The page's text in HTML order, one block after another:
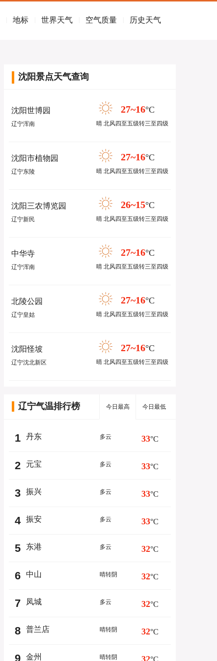
地标 世界天气 空气质量 历史天气
沈阳景点天气查询
沈阳世博园
辽宁浑南
27~16°C
晴 北风四至五级转三至四级
沈阳市植物园
辽宁东陵
27~16°C
晴 北风四至五级转三至四级
沈阳三农博览园
辽宁新民
26~15°C
晴 北风四至五级转三至四级
中华寺
辽宁浑南
27~16°C
晴 北风四至五级转三至四级
北陵公园
辽宁皇姑
27~16°C
晴 北风四至五级转三至四级
沈阳怪坡
辽宁沈北新区
27~16°C
晴 北风四至五级转三至四级
辽宁气温排行榜 今日最高 今日最低
1 丹东 多云 33°C
2 元宝 多云 33°C
3 振兴 多云 33°C
4 振安 多云 33°C
5 东港 多云 32°C
6 中山 晴转阴 32°C
7 凤城 多云 32°C
8 普兰店 晴转阴 32°C
9 金州 晴转阴 32°C